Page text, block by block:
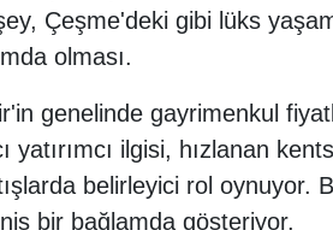
Çeşme'deki gibi lüks
olması.
genelinde gayrimenkul
yatırımcı ilgisi, hızlanan
belirleyici rol oynuyor.
bir bağlamda gösteriyor.